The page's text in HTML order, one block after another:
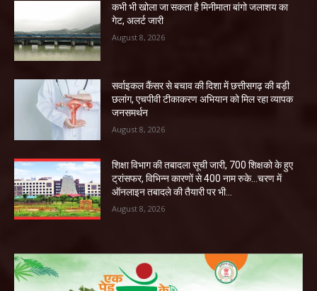
कभी भी खोला जा सकता है मिनीमाता बांगो जलाशय का
गेट, अलर्ट जारी
August 8, 2026
सर्वाइकल कैंसर से बचाव की दिशा में छत्तीसगढ़ की बड़ी
छलांग, एचपीवी टीकाकरण अभियान को मिल रहा व्यापक
जनसमर्थन
August 8, 2026
शिक्षा विभाग की तबादला सूची जारी, 700 शिक्षको के हुए
ट्रांसफर, विभिन्न कारणों से 400 नाम रुके…चरण में
ऑनलाइन तबादले की तैयारी पर भी...
August 8, 2026